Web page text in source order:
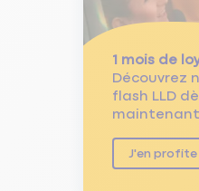
1 mois de
Découvrez
flash LLD
J'en profite